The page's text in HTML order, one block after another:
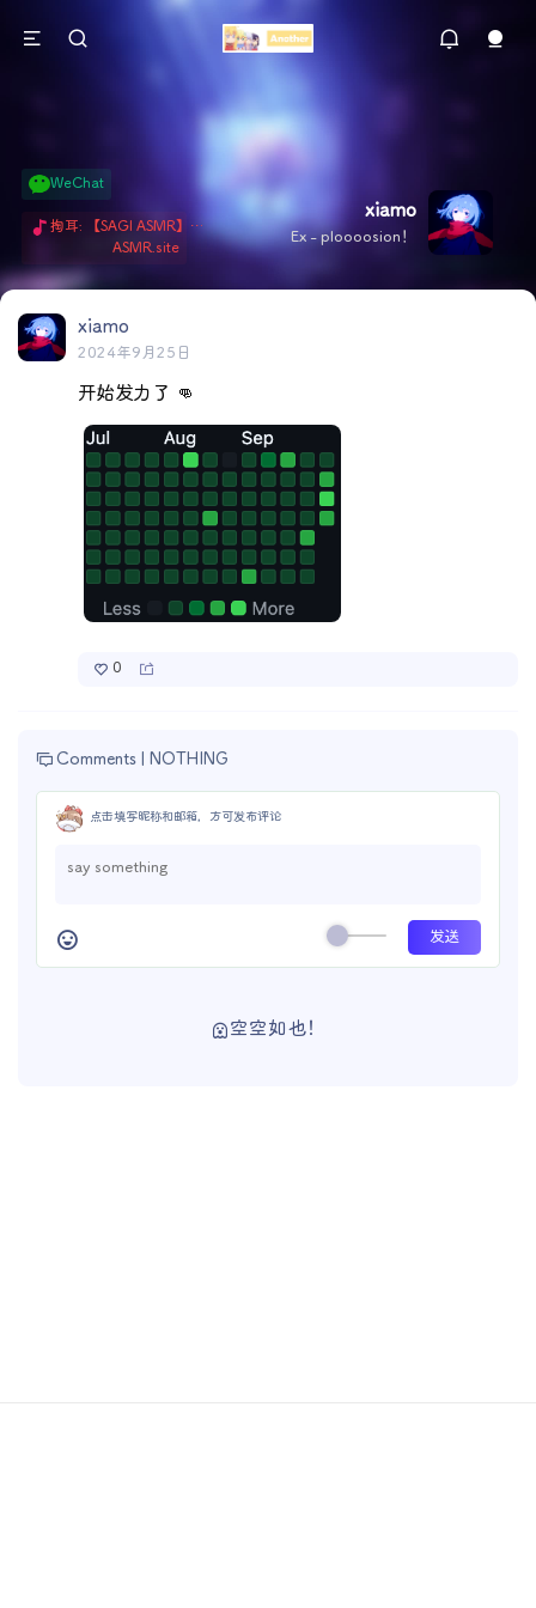
xiamo
Ex - ploooosion！
WeChat
掏耳: 【SAGI ASMR】今天就由阿米娅给博士掏耳吧「耳勺x鹅毛棒x吹气」 Hi-Res无损助眠 + 单刷: ASMR 精选4.0｜ 陪伴天花板 ✦扶扶の温柔哄睡 ✦ 顶级道具和语气词的交融 ✦ 扶桑大红花、
ASMR.site
xiamo
2024年9月25日
开始发力了 👊
0
Comments | NOTHING
点击填写昵称和邮箱，方可发布评论
空空如也！